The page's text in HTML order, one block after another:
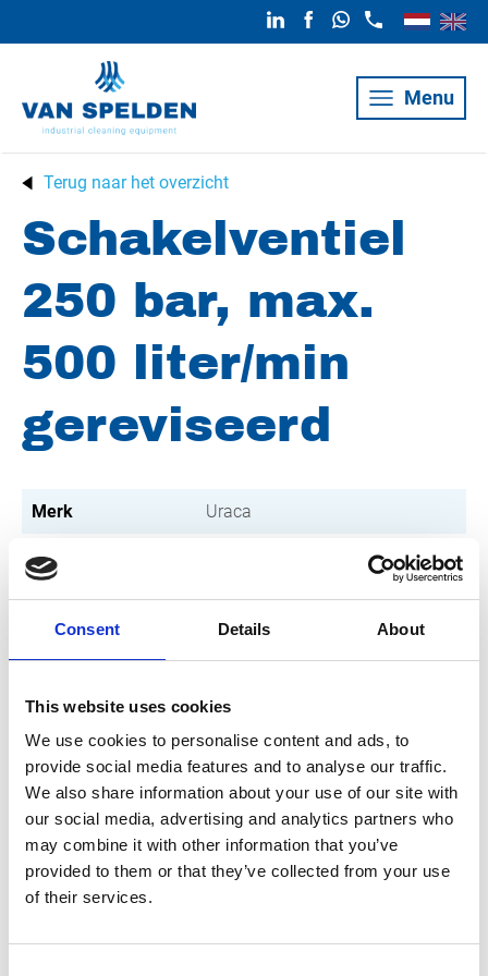
Consent Details About
This website uses cookies
We use cookies to personalise content and ads, to
provide social media features and to analyse our traffic.
We also share information about your use of our site with
our social media, advertising and analytics partners who
may combine it with other information that you’ve
provided to them or that they’ve collected from your use
of their services.
Menu
Terug naar het overzicht
Schakelventiel
250 bar, max.
500 liter/min
gereviseerd
Merk Uraca
Conditie
Artikelnummer 021101024003470
Schakelventiel 250 bar, max. 500
liter/min.